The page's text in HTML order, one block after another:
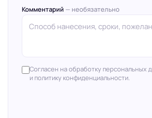
Комментарий — необязательно
Согласен на обработку персональных
и политику конфиденциальности.